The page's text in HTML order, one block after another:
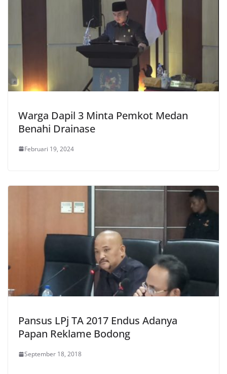
Warga Dapil 3 Minta Pemkot Medan
Benahi Drainase
Februari 19, 2024
Pansus LPj TA 2017 Endus Adanya
Papan Reklame Bodong
September 18, 2018